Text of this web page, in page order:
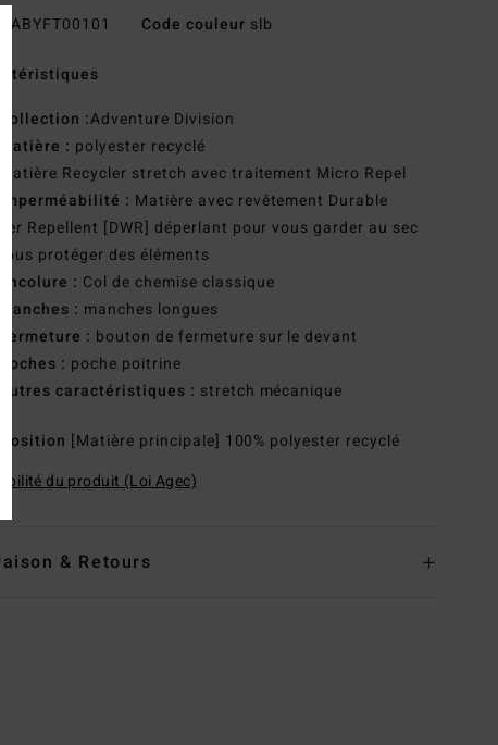
ABYFT00101 Code couleur slb
Collection :Adventure Division
Matière : polyester recyclé
Matière Recycler stretch avec traitement Micro Repel
Imperméabilité : Matière avec revêtement Durable
Repellent [DWR] déperlant pour vous garder au sec
vous protéger des éléments
Encolure : Col de chemise classique
Manches : manches longues
Fermeture : bouton de fermeture sur le devant
Poches : poche poitrine
Autres caractéristiques : stretch mécanique
[Matière principale] 100% polyester recyclé
du produit (Loi Agec)
& Retours